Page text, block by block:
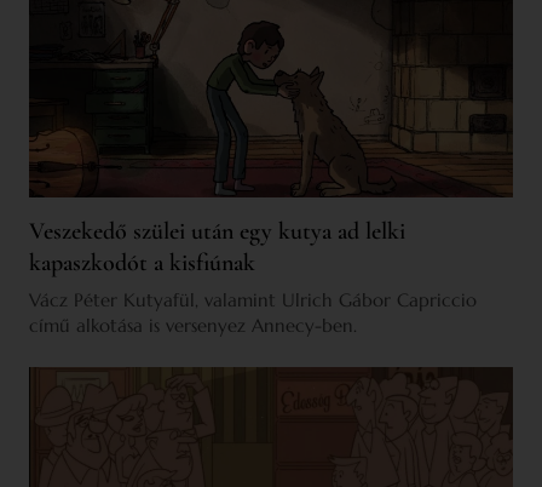
Veszekedő szülei után egy kutya ad lelki
kapaszkodót a kisfiúnak
Vácz Péter Kutyafül, valamint Ulrich Gábor Capriccio
című alkotása is versenyez Annecy-ben.